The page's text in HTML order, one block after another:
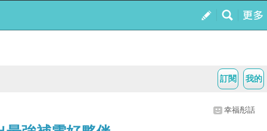
我的
訂閱
幸福彤話